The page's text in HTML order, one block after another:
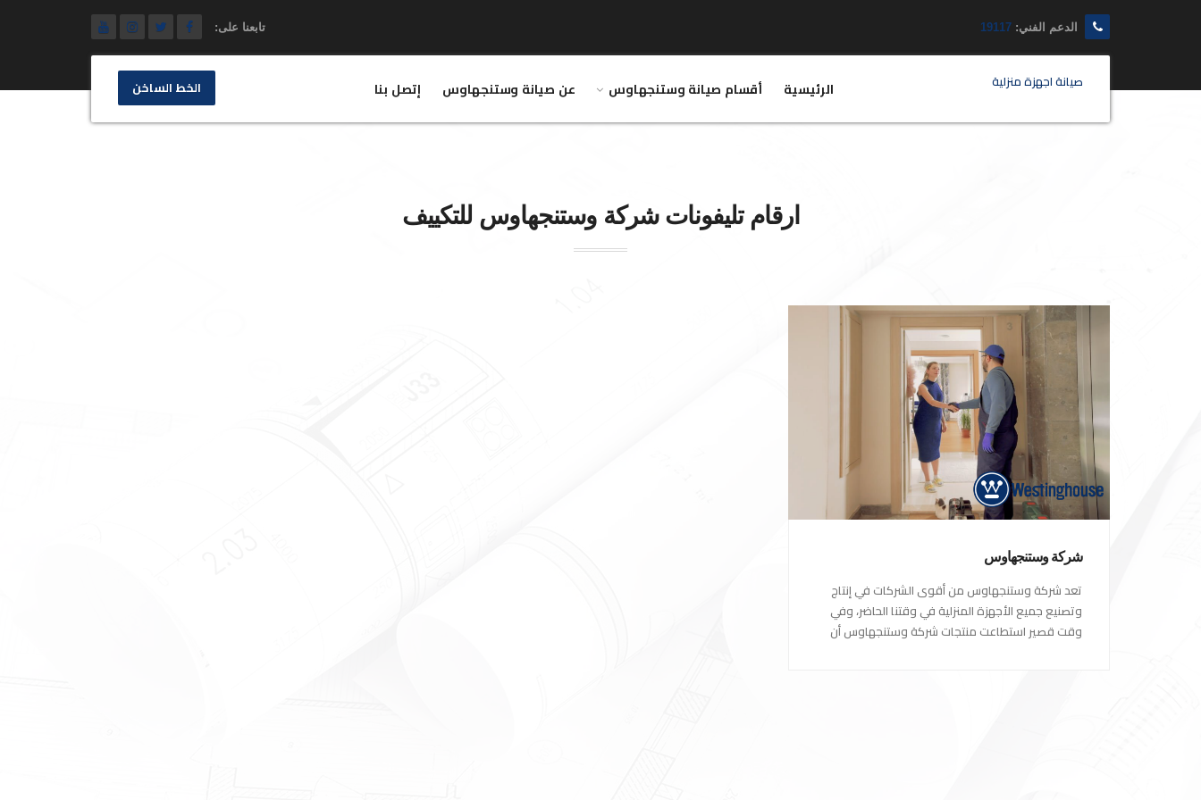
الدعم الفني: 19117 تابعنا على:
صيانة اجهزة منزلية الرئيسية أقسام صيانة وستنجهاوس عن صيانة وستنجهاوس إتصل بنا الخط الساخن
ارقام تليفونات شركةوستنجهاوس للتكييف
شركة وستنجهاوس
تعد شركة وستنجهاوس من أقوى الشركات في إنتاج
وتصنيع جميع الأجهزة المنزلية في وقتنا الحاضر، وفي
وقت قصير استطاعت منتجات شركة وستنجهاوس أن